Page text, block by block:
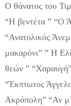
Ο θάνατος του
“Η βεντέτα ” “Ο
“Ανατολικός
μακαρόνι” ” Η
θεών ”
“Έκπτωτος
Ακρόπολη” “Αν